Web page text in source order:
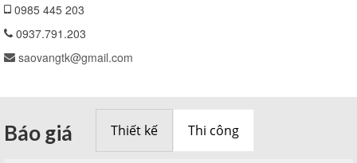
0985 445 203
0937.791.203
saovangtk@gmail.com
Báo giá Thiết kế Thi công